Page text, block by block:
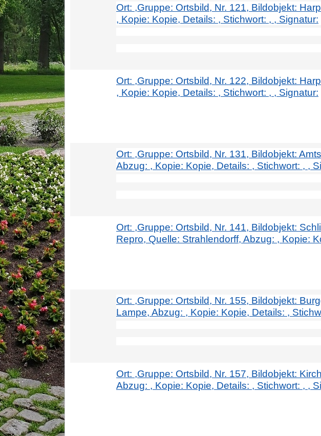
Ort: ,Gruppe: Ortsbild, Nr. 121, Bildobjekt:
, Kopie: Kopie, Details: , Stichwort: , , Signatur:
Ort: ,Gruppe: Ortsbild, Nr. 122, Bildobjekt:
, Kopie: Kopie, Details: , Stichwort: , , Signatur:
Ort: ,Gruppe: Ortsbild, Nr. 131, Bildobjekt:
Abzug: , Kopie: Kopie, Details: , Stichwort: , ,
Ort: ,Gruppe: Ortsbild, Nr. 141, Bildobjekt:
Repro, Quelle: Strahlendorff, Abzug: , Kopie:
Ort: ,Gruppe: Ortsbild, Nr. 155, Bildobjekt:
Lampe, Abzug: , Kopie: Kopie, Details: ,
Ort: ,Gruppe: Ortsbild, Nr. 157, Bildobjekt:
Abzug: , Kopie: Kopie, Details: , Stichwort: , ,